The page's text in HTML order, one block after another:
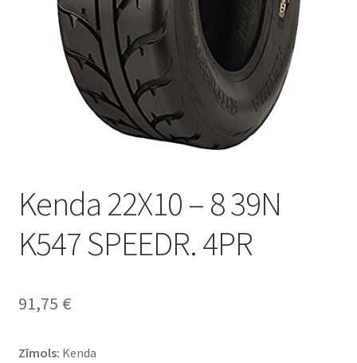
Kenda 22X10 – 8 39N
K547 SPEEDR. 4PR
91,75 €
Zīmols: Kenda